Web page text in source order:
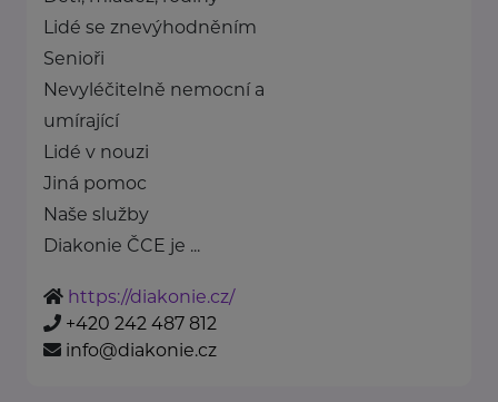
Lidé se znevýhodněním
Senioři
Nevyléčitelně nemocní a
umírající
Lidé v nouzi
Jiná pomoc
Naše služby
Diakonie ČCE je ...
https://diakonie.cz/
+420 242 487 812
info@diakonie.cz